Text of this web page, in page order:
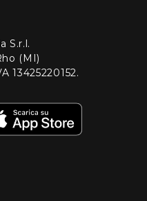
S.r.l.
(MI)
13425220152.